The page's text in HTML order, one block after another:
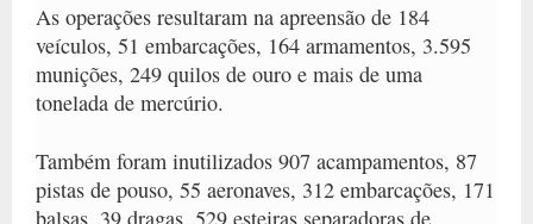
As operações resultaram na apreensão de 184
veículos, 51 embarcações, 164 armamentos, 3.595
munições, 249 quilos de ouro e mais de uma
tonelada de mercúrio.
Também foram inutilizados 907 acampamentos, 87
pistas de pouso, 55 aeronaves, 312 embarcações, 171
balsas, 39 dragas, 529 esteiras separadoras de